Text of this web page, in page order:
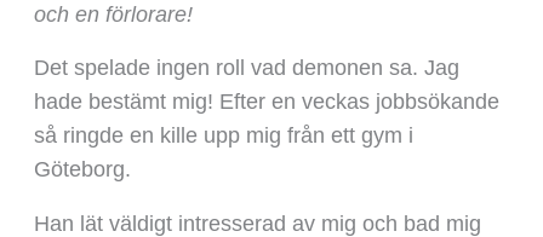
och en förlorare!
Det spelade ingen roll vad demonen sa. Jag
hade bestämt mig! Efter en veckas jobbsökande
så ringde en kille upp mig från ett gym i
Göteborg.
Han lät väldigt intresserad av mig och bad mig